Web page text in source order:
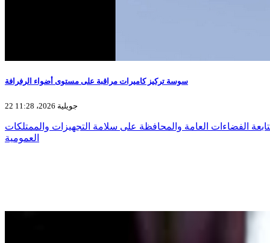
سوسة تركيز كاميرات مراقبة على مستوى أضواء الرفرافة
22 جويلية 2026، 11:28
الفضاءات العامة والمحافظة على سلامة التجهيزات والممتلكات
العمومية